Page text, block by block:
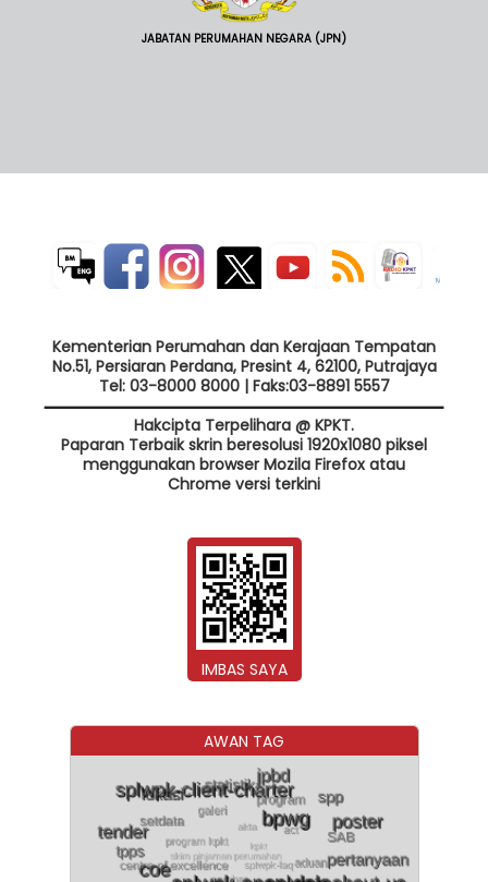
JABATAN PERUMAHAN NEGARA (JPN)
Kementerian Perumahan dan Kerajaan Tempatan
No.51, Persiaran Perdana, Presint 4, 62100, Putrajaya
Tel: 03-8000 8000 | Faks:03-8891 5557
Hakcipta Terpelihara @ KPKT.
Paparan Terbaik skrin beresolusi 1920x1080 piksel
menggunakan browser Mozila Firefox atau
Chrome versi terkini
IMBAS SAYA
AWAN TAG